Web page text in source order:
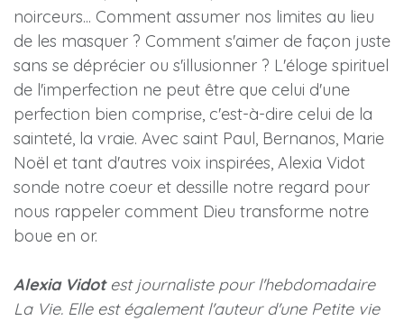
noirceurs... Comment assumer nos limites au lieu
de les masquer ? Comment s'aimer de façon juste
sans se déprécier ou s'illusionner ? L'éloge spirituel
de l'imperfection ne peut être que celui d'une
perfection bien comprise, c'est-à-dire celui de la
sainteté, la vraie. Avec saint Paul, Bernanos, Marie
Noël et tant d'autres voix inspirées, Alexia Vidot
sonde notre coeur et dessille notre regard pour
nous rappeler comment Dieu transforme notre
boue en or.
Alexia Vidot est journaliste pour l'hebdomadaire
La Vie. Elle est également l'auteur d'une Petite vie